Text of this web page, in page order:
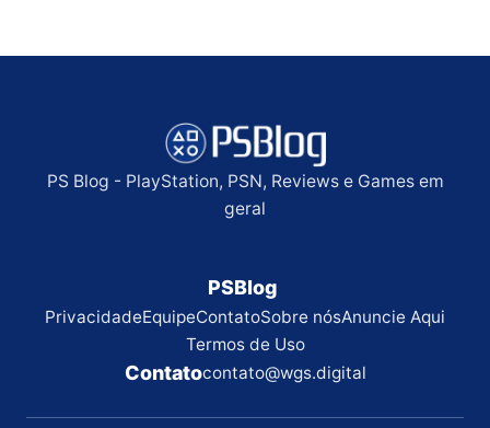
PS Blog - PlayStation, PSN, Reviews e Games em
geral
PSBlog
PrivacidadeEquipeContatoSobre nósAnuncie Aqui
Termos de Uso
Contatocontato@wgs.digital